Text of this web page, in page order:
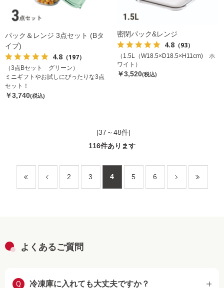
パック＆レンジ 3点セット (Bタ
イプ)
4.8 （197）
（3点Bセット グリーン）
ミニギフトやお試しにぴったりな3点
セット！
￥3,740(税込)
密閉パック&レンジ
4.8 （93）
（1.5L（W18.5×D18.5×H11cm) ホ
ワイト）
￥3,520(税込)
[37～48件]
116件あります
2 3 4 5 6
よくあるご質問
Q 冷凍庫に入れても大丈夫ですか？